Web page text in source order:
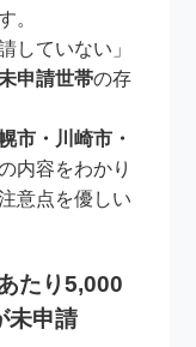
。
していない」
申請世帯の存
市・川崎市・
内容をわかり
意点を優しい
たり5,000
未申請